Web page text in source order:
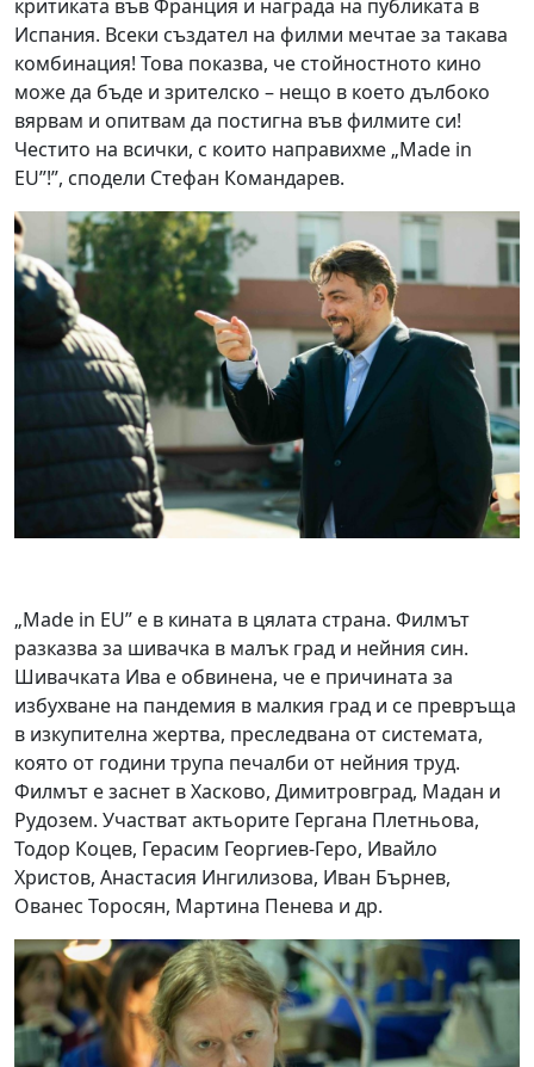
критиката във Франция и награда на публиката в
Испания. Всеки създател на филми мечтае за такава
комбинация! Това показва, че стойностното кино
може да бъде и зрителско – нещо в което дълбоко
вярвам и опитвам да постигна във филмите си!
Честито на всички, с които направихме „Made in
EU”!”, сподели Стефан Командарев.
„Made in EU” e в кината в цялата страна. Филмът
разказва за шивачка в малък град и нейния син.
Шивачката Ива е обвинена, че е причината за
избухване на пандемия в малкия град и се превръща
в изкупителна жертва, преследвана от системата,
която от години трупа печалби от нейния труд.
Филмът е заснет в Хасково, Димитровград, Мадан и
Рудозем. Участват актьорите Гергана Плетньова,
Тодор Коцев, Герасим Георгиев-Геро, Ивайло
Христов, Анастасия Ингилизова, Иван Бърнев,
Ованес Торосян, Мартина Пенева и др.